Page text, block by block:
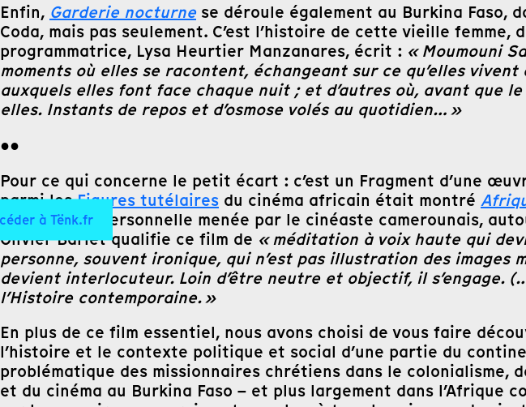
à Tënk.fr
Enfin, Garderie nocturnese déroule également au Burkina Faso,
Coda, mais pas seulement. C’est l’histoire de cette vieille
programmatrice, Lysa Heurtier Manzanares, écrit : « Moumouni
moments où elles se racontent, échangeant sur ce qu’elles
auxquels elles font face chaque nuit ; et d’autres où, avant que
elles. Instants de repos et d’osmose volés au quotidien… »
●●
Pour ce qui concerne le petit écart : c’est un Fragment d’une
parmi lesFigures tutélaires du cinéma africain était montré
étude toute personnelle menée par le cinéaste camerounais,
Olivier Barlet qualifie ce film de « méditation à voix haute qui
personne, souvent ironique, qui n’est pas illustration des
devient interlocuteur. Loin d’être neutre et objectif, il
l’Histoire contemporaine. »
En plus de ce film essentiel, nous avons choisi de vous faire
l’histoire et le contexte politique et social d’une partie du
problématique des missionnaires chrétiens dans le colonialisme,
et du cinéma au Burkina Faso – et plus largement dans l’Afrique